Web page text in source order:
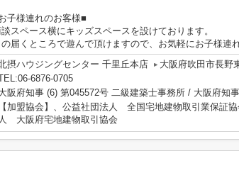
子様連れのお客様■
スペース横にキッズスペースを設けております。
の届くところで遊んで頂けますので、お気軽にお子様連
摂ハウジングセンター 千里丘本店
大阪府吹田市長野
6876-0705
阪府知事 (6) 第045572号 二級建築士事務所 / 大阪府知
【加盟協会】、公益社団法人 全国宅地建物取引業保証
人 大阪府宅地建物取引協会